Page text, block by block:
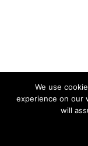
We use
experience on our
will